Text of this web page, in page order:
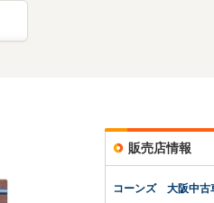
販売店情報
コーンズ 大阪中古